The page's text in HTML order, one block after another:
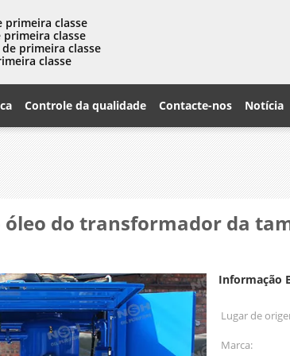
primeira classe
primeira classe
primeira classe
classe
Controle da qualidade Contacte-nos Notícia
do transformador da
Informação
Lugar de
Marca: